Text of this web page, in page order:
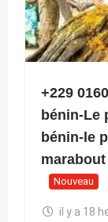
+229
bénin-Le
bénin-le
Nouveau
il y a 18